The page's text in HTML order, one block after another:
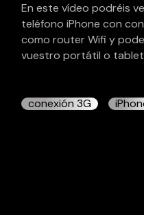
En este vídeo podréis
teléfono iPhone con
como router Wifi y
vuestro portátil o
conexión 3G